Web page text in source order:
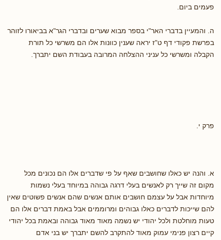
פעמים ביום.
ה. והמעיין בדברי האר"י בספר מבוא שערים ובדברי הגר"א בביאורו לזוהר
בפרשת פקודי דף ט"ז יראה שענין כוונות אלו הם משרשי כל תורת
הקבלה ומשרשי כל עניני ההצלחה המרובה בעבודת השם יתברך.
פרק י.
א. והנה יש כאלו שחושבים שאף על פי שדברים אלו הם נכונים מכל
מקום זה שייך רק לאנשים בעלי דרגה גבוהה במיוחד בעלי נשמות
מיוחדות אבל על עצמם חושבים אותם אנשים שהם אנשים פשוטים שאין
להם שייכות לדברים כאלו גבוהים ומרוממים אבל באמת דברים אלו הם
טעות מוחלטת ולכל יהודי יש נשמה מאוד מאוד גבוהה ובאמת בכל יהודי
קיים רצון פנימי עמוק מאוד להתקרב להשם יתברך יש בני אדם